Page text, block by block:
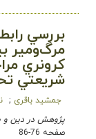
بررسي
مرگ‌و‌میر
کرونري
شريعتي
جمشید باقری
پژوهش در دین و
صفحه 76-86